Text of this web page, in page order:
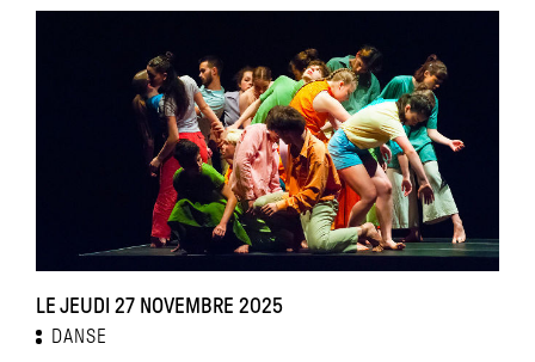
LE JEUDI 27 NOVEMBRE 2025
DANSE